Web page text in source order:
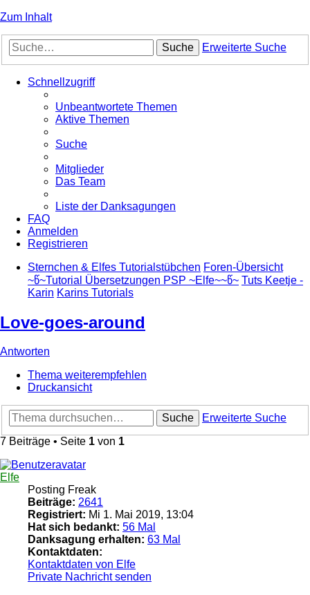
Zum Inhalt
Suche Erweiterte Suche
Schnellzugriff
Unbeantwortete Themen
Aktive Themen
Suche
Mitglieder
Das Team
Liste der Danksagungen
FAQ
Anmelden
Registrieren
Sternchen & Elfes Tutorialstübchen Foren-Übersicht
~წ~Tutorial Übersetzungen PSP ~Elfe~~წ~ Tuts Keetje -
Karin Karins Tutorials
Love-goes-around
Antworten
Thema weiterempfehlen
Druckansicht
Suche
Erweiterte Suche
7 Beiträge • Seite 1 von 1
Elfe
Posting Freak
Beiträge: 2641
Registriert: Mi 1. Mai 2019, 13:04
Hat sich bedankt: 56 Mal
Danksagung erhalten: 63 Mal
Kontaktdaten:
Kontaktdaten von Elfe
Private Nachricht senden